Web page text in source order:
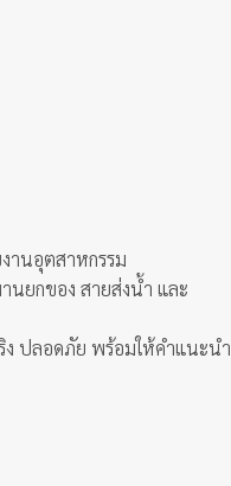
านอุตสาหกรรม
นยกของ สายส่งน้ำ และ
ปลอดภัย พร้อมให้คำแนะนำ